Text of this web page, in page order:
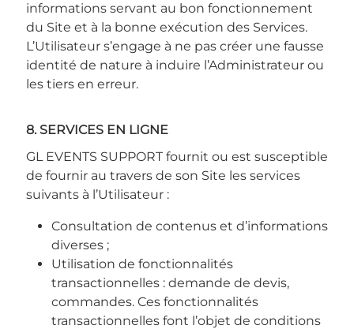
informations servant au bon fonctionnement
du Site et à la bonne exécution des Services.
L’Utilisateur s’engage à ne pas créer une fausse
identité de nature à induire l’Administrateur ou
les tiers en erreur.
8. SERVICES EN LIGNE
GL EVENTS SUPPORT fournit ou est susceptible
de fournir au travers de son Site les services
suivants à l’Utilisateur :
Consultation de contenus et d’informations
diverses ;
Utilisation de fonctionnalités
transactionnelles : demande de devis,
commandes. Ces fonctionnalités
transactionnelles font l’objet de conditions